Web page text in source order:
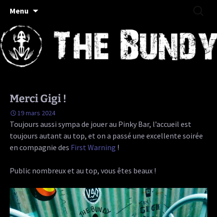
contenu
The Bundy
Rock/Folk/Grungy Haut-Saônois
Menu
Merci Gigi !
19 mars 2024
Toujours aussi sympa de jouer au Pinky Bar, l’accueil est
toujours autant au top, et on a passé une excellente soirée
en compagnie des First Warning !
Public nombreux et au top, vous êtes beaux !